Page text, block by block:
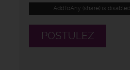
AddToAny (share) is disabled.
POSTULEZ